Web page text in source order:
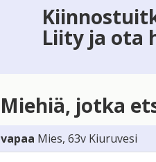
Liity ja ota
Miehiä, jotka
vapaa Mies, 63v Kiuruvesi